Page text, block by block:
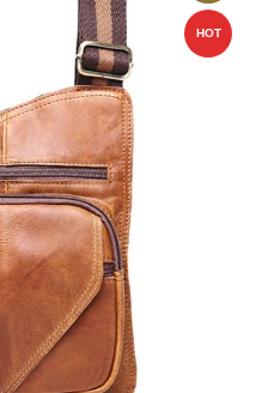
HOT